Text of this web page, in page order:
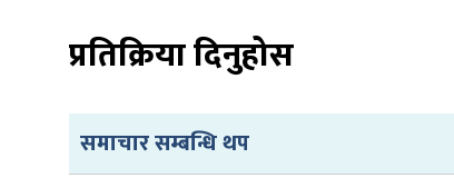
प्रतिक्रिया दिनुहोस
समाचार सम्बन्धि थप